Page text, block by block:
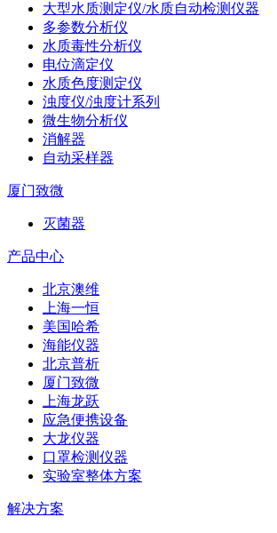
大型水质测定仪/水质自动检测仪器
多参数分析仪
水质毒性分析仪
电位滴定仪
水质色度测定仪
浊度仪/浊度计系列
微生物分析仪
消解器
自动采样器
厦门致微
灭菌器
产品中心
北京澳维
上海一恒
美国哈希
海能仪器
北京普析
厦门致微
上海龙跃
应急便携设备
大龙仪器
口罩检测仪器
实验室整体方案
解决方案